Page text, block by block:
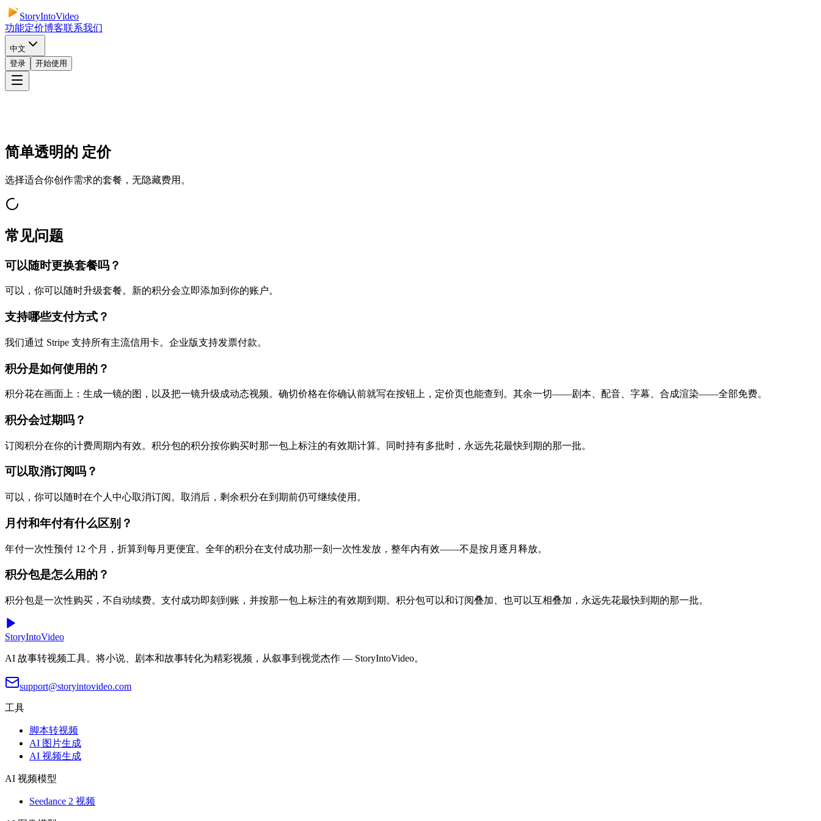
StoryIntoVideo
功能定价博客联系我们
中文
登录
开始使用
简单透明的 定价
选择适合你创作需求的套餐，无隐藏费用。
常见问题
可以随时更换套餐吗？
可以，你可以随时升级套餐。新的积分会立即添加到你的账户。
支持哪些支付方式？
我们通过 Stripe 支持所有主流信用卡。企业版支持发票付款。
积分是如何使用的？
积分花在画面上：生成一镜的图，以及把一镜升级成动态视频。确切价格在你确认前就写在按钮上，定价页也能查到。其余一切——剧本、配音、字幕、合成渲染——全部免费。
积分会过期吗？
订阅积分在你的计费周期内有效。积分包的积分按你购买时那一包上标注的有效期计算。同时持有多批时，永远先花最快到期的那一批。
可以取消订阅吗？
可以，你可以随时在个人中心取消订阅。取消后，剩余积分在到期前仍可继续使用。
月付和年付有什么区别？
年付一次性预付 12 个月，折算到每月更便宜。全年的积分在支付成功那一刻一次性发放，整年内有效——不是按月逐月释放。
积分包是怎么用的？
积分包是一次性购买，不自动续费。支付成功即刻到账，并按那一包上标注的有效期到期。积分包可以和订阅叠加、也可以互相叠加，永远先花最快到期的那一批。
StoryIntoVideo
AI 故事转视频工具。将小说、剧本和故事转化为精彩视频，从叙事到视觉杰作 — StoryIntoVideo。
support@storyintovideo.com
工具
脚本转视频
AI 图片生成
AI 视频生成
AI 视频模型
Seedance 2 视频